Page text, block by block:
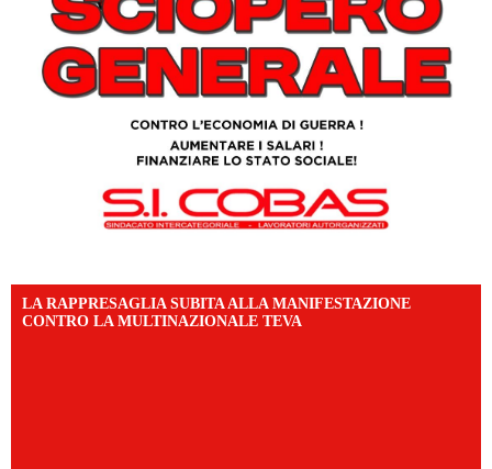
LA RAPPRESAGLIA SUBITA ALLA MANIFESTAZIONE
CONTRO LA MULTINAZIONALE TEVA